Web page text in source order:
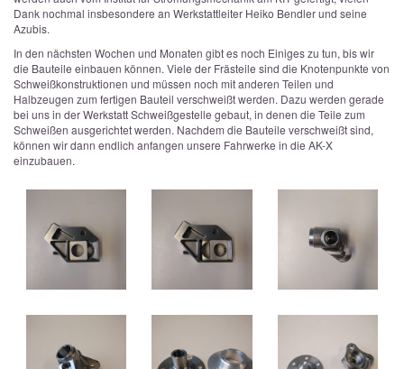
Dank nochmal insbesondere an Werkstattleiter Heiko Bendler und seine
Azubis.
In den nächsten Wochen und Monaten gibt es noch Einiges zu tun, bis wir
die Bauteile einbauen können. Viele der Frästeile sind die Knotenpunkte von
Schweißkonstruktionen und müssen noch mit anderen Teilen und
Halbzeugen zum fertigen Bauteil verschweißt werden. Dazu werden gerade
bei uns in der Werkstatt Schweißgestelle gebaut, in denen die Teile zum
Schweißen ausgerichtet werden. Nachdem die Bauteile verschweißt sind,
können wir dann endlich anfangen unsere Fahrwerke in die AK-X
einzubauen.